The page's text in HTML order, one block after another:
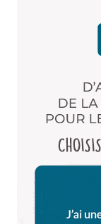
Côté resto
avenue Jean
Montesquieu)
a migré là-
Doshilack est
changé et les
Une super
coréenne !
27 mars 2014 à 11 h